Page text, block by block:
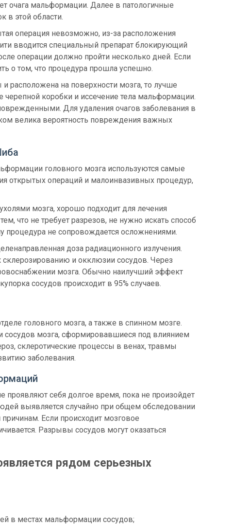
очага мальформации. Далее в патологичные
в этой области.
операция невозможно, из-за расположения
вводится специальный препарат блокирующий
операции должно пройти несколько дней. Если
о том, что процедура прошла успешно.
расположена на поверхности мозга, то лучше
коробки и иссечение тела мальформации.
Для удаления очагов заболевания в
велика вероятность повреждения важных
головного мозга используются самые
операций и малоинвазивных процедур,
мозга, хорошо подходит для лечения
что не требует разрезов, не нужно искать способ
процедура не сопровождается осложнениями.
доза радиационного излучения.
и окклюзии сосудов. Через
мозга. Обычно наилучший эффект
сосудов происходит в 95% случаев.
головного мозга, а также в спинном мозге.
сосудов мозга, сформировавшиеся под влиянием
склеротические процессы в венах, травмы
заболевания.
себя долгое время, пока не произойдет
выявляется случайно при общем обследовании
Если происходит мозговое
Разрывы сосудов могут оказаться
рядом серьезных
в местах мальформации сосудов;